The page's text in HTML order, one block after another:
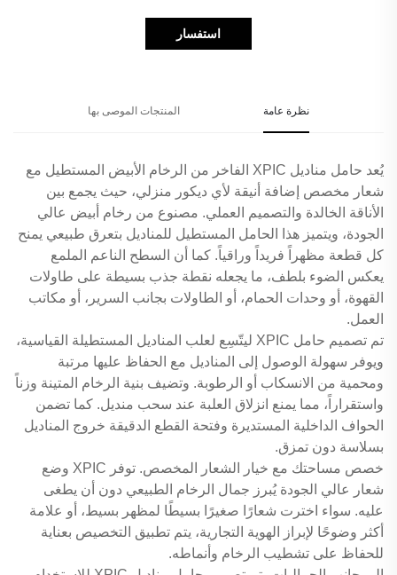
استفسار
نظرة عامة المنتجات الموصى بها
يُعد حامل مناديل XPIC الفاخر من الرخام الأبيض المستطيل مع
شعار مخصص إضافة أنيقة لأي ديكور منزلي، حيث يجمع بين
الأناقة الخالدة والتصميم العملي. مصنوع من رخام أبيض عالي
الجودة، ويتميز هذا الحامل المستطيل للمناديل بتعرق طبيعي يمنح
كل قطعة مظهراً فريداً وراقياً. كما أن السطح الناعم الملمع
يعكس الضوء بلطف، ما يجعله نقطة جذب بسيطة على طاولات
القهوة، أو وحدات الحمام، أو الطاولات بجانب السرير، أو مكاتب
العمل.
تم تصميم حامل XPIC ليتّسِع لعلب المناديل المستطيلة القياسية،
ويوفر سهولة الوصول إلى المناديل مع الحفاظ عليها مرتبة
ومحمية من الانسكاب أو الرطوبة. وتضيف بنية الرخام المتينة وزناً
واستقراراً، مما يمنع انزلاق العلبة عند سحب منديل. كما تضمن
الحواف الداخلية المستديرة وفتحة القطع الدقيقة خروج المناديل
بسلاسة دون تمزق.
خصص مساحتك مع خيار الشعار المخصص. توفر XPIC وضع
شعار عالي الجودة يُبرز جمال الرخام الطبيعي دون أن يطغى
عليه. سواء اخترت شعارًا صغيرًا بسيطًا لمظهر بسيط، أو علامة
أكثر وضوحًا لإبراز الهوية التجارية، يتم تطبيق التخصيص بعناية
للحفاظ على تشطيب الرخام وأنماطه.